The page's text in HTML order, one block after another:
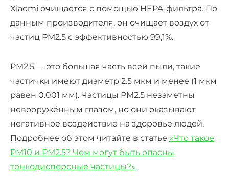
Xiaomi очищается с помощью HEPA-фильтра. По
данным производителя, он очищает воздух от
частиц PM2.5 с эффективностью 99,1%.
PM2.5 — это большая часть всей пыли, такие
частички имеют диаметр 2.5 мкм и менее (1 мкм
равен 0.001 мм). Частицы PM2.5 незаметны
невооружённым глазом, но они оказывают
негативное воздействие на здоровье людей.
Подробнее об этом читайте в статье «Что такое
PM10 и PM2.5? Чем могут быть опасны
тонкодисперсные частицы?».